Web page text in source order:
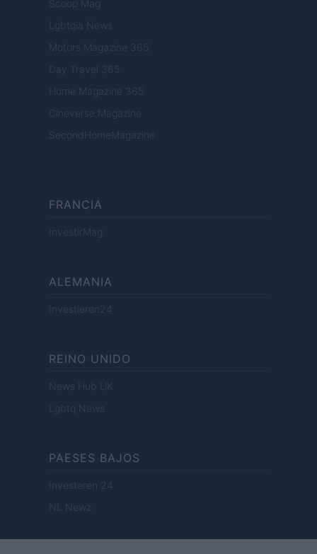
Scoop Mag
Lgbtqia News
Motors Magazine 365
Day Travel 365
Home Magazine 365
Cineverse Magazine
SecondHomeMagazine
FRANCIA
InvestirMag
ALEMANIA
Investieren24
REINO UNIDO
News Hub UK
Lgbtq News
PAESES BAJOS
Investeren 24
NL Newz